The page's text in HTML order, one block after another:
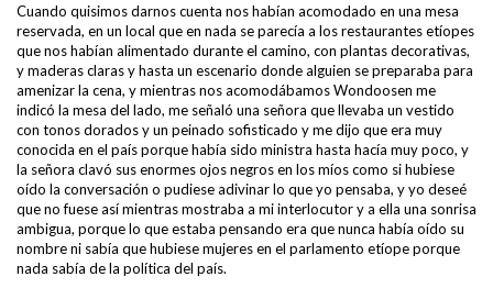
Cuando quisimos darnos cuenta nos habían acomodado en una mesa
reservada, en un local que en nada se parecía a los restaurantes etíopes
que nos habían alimentado durante el camino, con plantas decorativas,
y maderas claras y hasta un escenario donde alguien se preparaba para
amenizar la cena, y mientras nos acomodábamos Wondoosen me
indicó la mesa del lado, me señaló una señora que llevaba un vestido
con tonos dorados y un peinado sofisticado y me dijo que era muy
conocida en el país porque había sido ministra hasta hacía muy poco, y
la señora clavó sus enormes ojos negros en los míos como si hubiese
oído la conversación o pudiese adivinar lo que yo pensaba, y yo deseé
que no fuese así mientras mostraba a mi interlocutor y a ella una sonrisa
ambigua, porque lo que estaba pensando era que nunca había oído su
nombre ni sabía que hubiese mujeres en el parlamento etíope porque
nada sabía de la política del país.